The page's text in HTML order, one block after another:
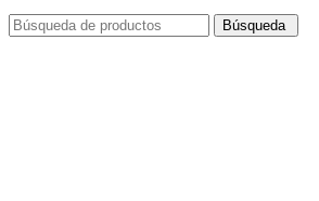
Búsqueda